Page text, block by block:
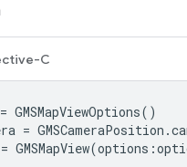
C
= GMSMapViewOptions()
= GMSCameraPosition .
= GMSMapView(options :